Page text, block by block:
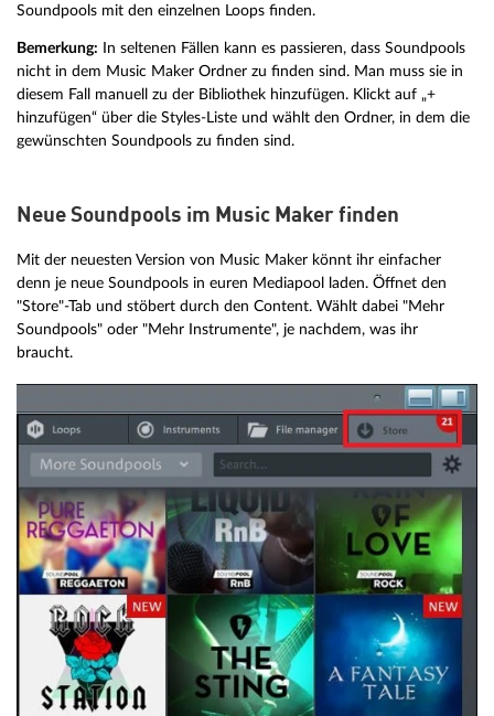
Soundpools mit den einzelnen Loops finden.
Bemerkung: In seltenen Fällen kann es passieren, dass Soundpools
nicht in dem Music Maker Ordner zu finden sind. Man muss sie in
diesem Fall manuell zu der Bibliothek hinzufügen. Klickt auf „+
hinzufügen“ über die Styles-Liste und wählt den Ordner, in dem die
gewünschten Soundpools zu finden sind.
Neue Soundpools im Music Maker finden
Mit der neuesten Version von Music Maker könnt ihr einfacher
denn je neue Soundpools in euren Mediapool laden. Öffnet den
"Store"-Tab und stöbert durch den Content. Wählt dabei "Mehr
Soundpools" oder "Mehr Instrumente", je nachdem, was ihr
braucht.